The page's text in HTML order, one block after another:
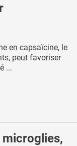
en capsaïcine, le
peut favoriser
...
microglies,